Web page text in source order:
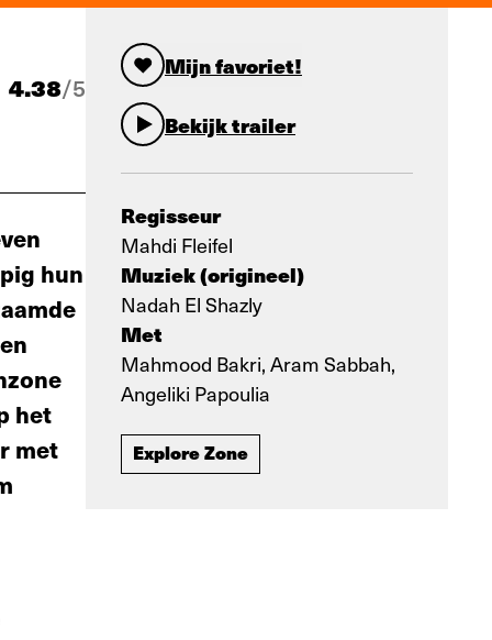
Mijn favoriet!
Bekijk trailer
Regisseur
Mahdi Fleifel
Muziek (origineel)
Nadah El Shazly
Met
Mahmood Bakri, Aram Sabbah,
Angeliki Papoulia
Explore Zone
4.38/5
hun
het
met